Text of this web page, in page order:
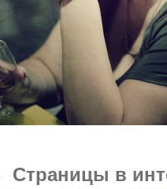
Страницы в